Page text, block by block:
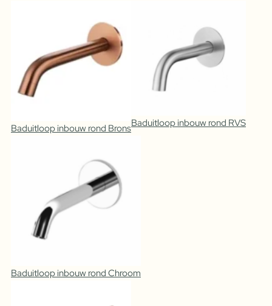
Baduitloop inbouw rond BronsBaduitloop inbouw rond RVS
Baduitloop inbouw rond Chroom